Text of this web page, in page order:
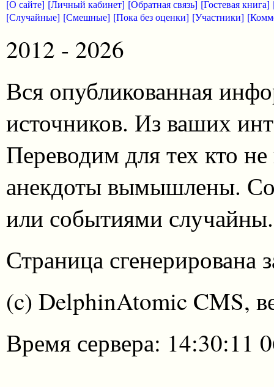
[О сайте] [Личный кабинет] [Обратная связь] [Гостевая книга]
[Случайные] [Смешные] [Пока без оценки] [Участники]
2012 - 2026
Вся опубликованная
источников. Из ваших
Переводим для тех кто
анекдоты вымышлены.
или событиями случайны.
Страница сгенерирована
(c) DelphinAtomic CMS,
Время сервера: 14:30:11